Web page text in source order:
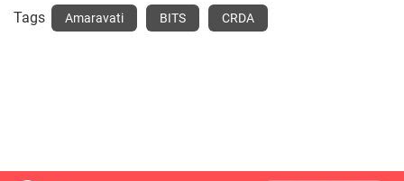
Tags Amaravati BITS CRDA